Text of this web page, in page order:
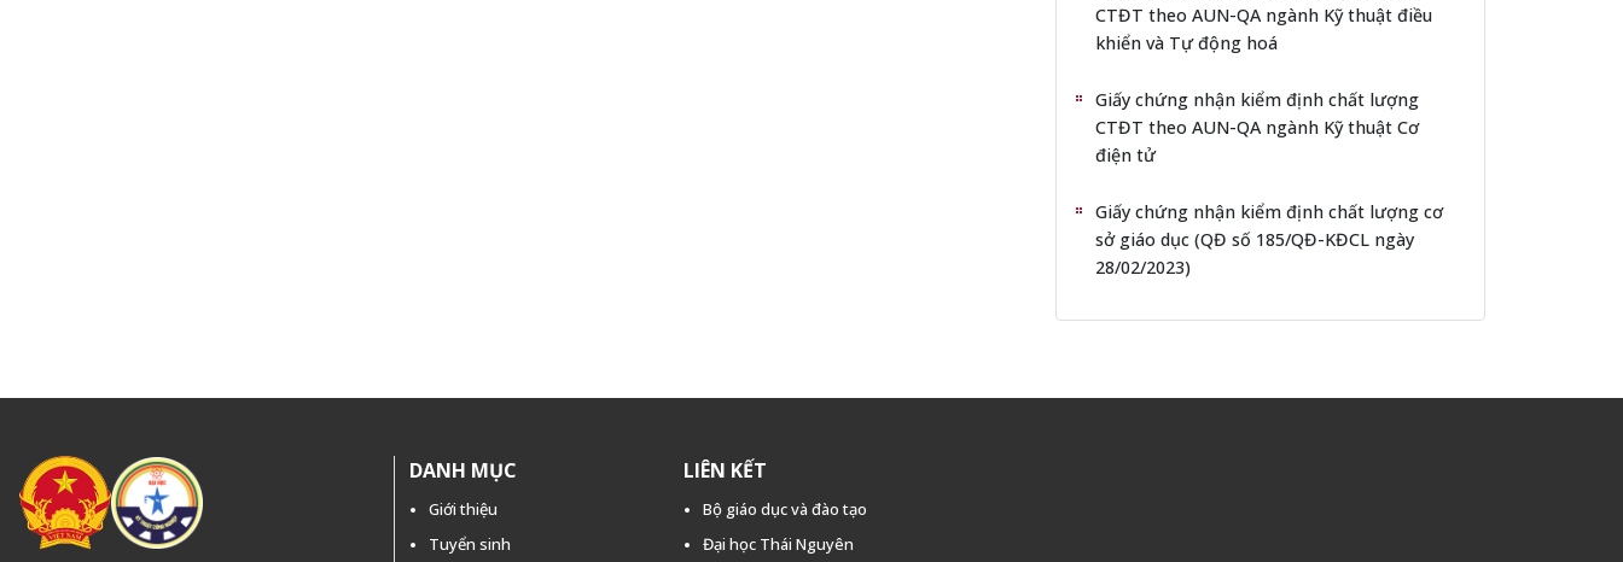
CTĐT theo AUN-QA ngành Kỹ thuật điều
khiển và Tự động hoá
Giấy chứng nhận kiểm định chất lượng
CTĐT theo AUN-QA ngành Kỹ thuật Cơ
điện tử
Giấy chứng nhận kiểm định chất lượng cơ
sở giáo dục (QĐ số 185/QĐ-KĐCL ngày
28/02/2023)
DANH MỤC
Giới thiệu
Tuyển sinh
LIÊN KẾT
Bộ giáo dục và đào tạo
Đại học Thái Nguyên